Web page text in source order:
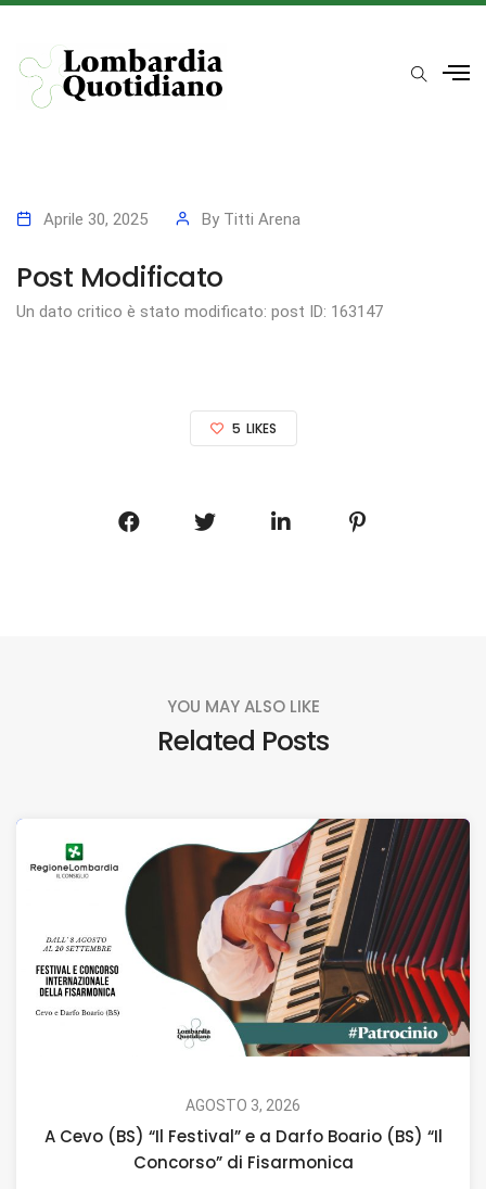
Aprile 30, 2025 By Titti Arena
Post Modificato
Un dato critico è stato modificato: post ID: 163147
5 LIKES
YOU MAY ALSO LIKE
Related Posts
AGOSTO 3, 2026
A Cevo (BS) “Il Festival” e a Darfo Boario (BS) “Il
Concorso” di Fisarmonica